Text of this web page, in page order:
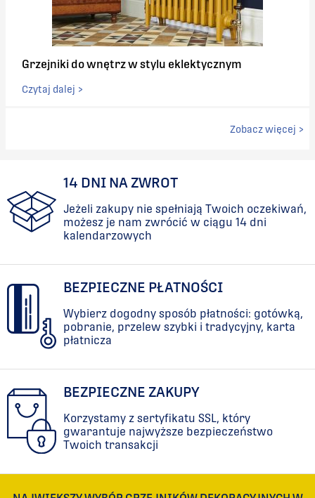
Grzejniki do wnętrz w stylu eklektycznym
Czytaj dalej >
Zobacz więcej >
14 DNI NA ZWROT
Jeżeli zakupy nie spełniają Twoich oczekiwań,
możesz je nam zwrócić w ciągu 14 dni
kalendarzowych
BEZPIECZNE PŁATNOŚCI
Wybierz dogodny sposób płatności: gotówką,
pobranie, przelew szybki i tradycyjny, karta
płatnicza
BEZPIECZNE ZAKUPY
Korzystamy z sertyfikatu SSL, który
gwarantuje najwyższe bezpieczeństwo
Twoich transakcji